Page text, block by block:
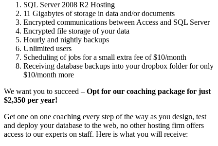
SQL Server 2008 R2 Hosting
11 Gigabytes of storage in data and/or documents
Encrypted communications between Access and SQL Server
Encrypted file storage of your data
Hourly and nightly backups
Unlimited users
Scheduling of jobs for a small extra fee of $10/month
Receiving database backups into your dropbox folder for only
$10/month more
We want you to succeed – Opt for our coaching package for just
$2,350 per year!
Get one on one coaching every step of the way as you design, test
and deploy your database to the web, no other hosting firm offers
access to our experts on staff. Here is what you will receive: